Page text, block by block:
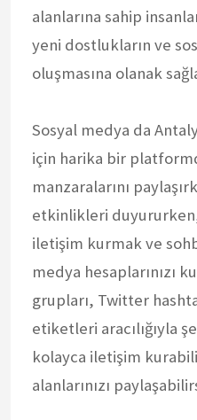
alanlarına sahip
yeni dostlukların ve
oluşmasına olanak
Sosyal medya da
için harika bir
manzaralarını
etkinlikleri
iletişim kurmak ve
medya hesaplarınızı
grupları, Twitter
etiketleri aracılığıyla
kolayca iletişim
alanlarınızı